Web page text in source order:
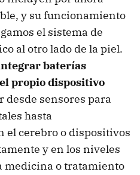
y su funcionamiento
el sistema de
al otro lado de la piel.
baterías
propio dispositivo
desde sensores para
hasta
el cerebro o dispositivos
y en los niveles
medicina o tratamiento